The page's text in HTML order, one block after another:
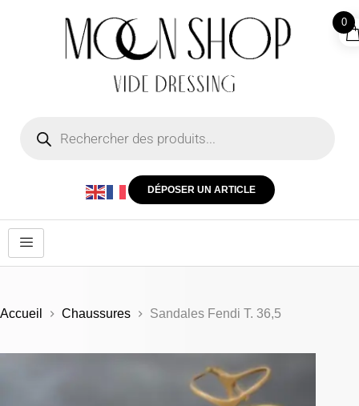
DÉPOSER UN ARTICLE
Accueil Chaussures Sandales Fendi T. 36,5
0